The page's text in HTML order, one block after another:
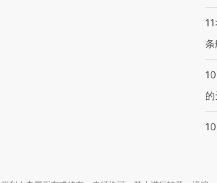
条